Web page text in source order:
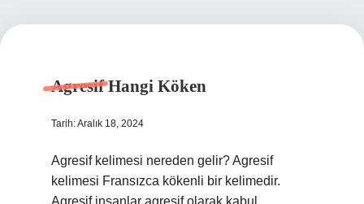
Agresif Hangi Köken
Tarih: Aralık 18, 2024
Agresif kelimesi nereden gelir? Agresif
kelimesi Fransızca kökenli bir kelimedir.
Agresif insanlar agresif olarak kabul